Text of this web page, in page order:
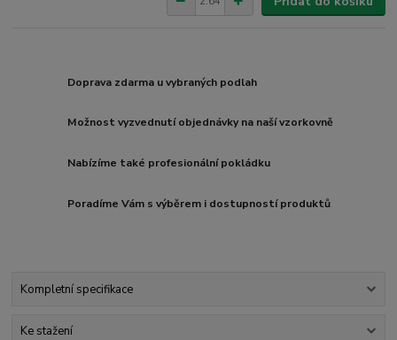
Doprava zdarma u vybraných podlah
Možnost vyzvednutí objednávky na naší vzorkovně
Nabízíme také profesionální pokládku
Poradíme Vám s výběrem i dostupností produktů
Kompletní specifikace
Ke stažení